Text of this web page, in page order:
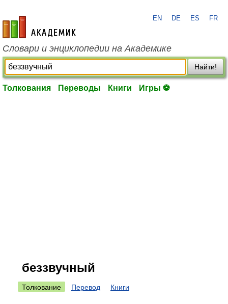
academic.ru
EN DE ES FR
Словари и энциклопедии на Академике
Найти!
Толкования Переводы Книги Игры ⚽
беззвучный
Толкование Перевод Книги